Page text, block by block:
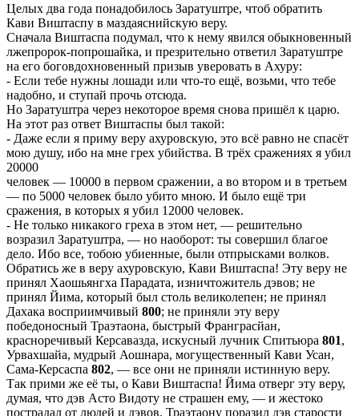
Целых два года понадобилось Заратуштре, чтоб обратить
Кави Виштаспу в маздаяснийскую веру.
Сначала Виштаспа подумал, что к нему явился обыкновенный
лжепророк-попрошайка, и презрительно ответил Заратуштре
на его боговдохновенный призыв уверовать в Ахуру:
- Если тебе нужны лошади или что-то ещё, возьми, что тебе
надобно, и ступай прочь отсюда.
Но Заратуштра через некоторое время снова пришёл к царю.
На этот раз ответ Виштаспы был такой:
- Даже если я приму веру ахуровскую, это всё равно не спасёт
мою душу, ибо на мне грех убийства. В трёх сражениях я убил
20000
человек — 10000 в первом сражении, а во втором и в третьем
— по 5000 человек было убито мною. И было ещё три
сражения, в которых я убил 12000 человек.
- Не только никакого греха в этом нет, — решительно
возразил Заратуштра, — но наоборот: ты совершил благое
дело. Ибо все, тобою убиенные, были отпрысками волков.
Обратись же в веру ахуровскую, Кави Виштаспа! Эту веру не
принял Хаошьянгха Парадата, изничтожитель дэвов; не
принял Йима, который был столь великолепен; не принял
Дахака восприимчивый 800; не приняли эту веру
победоносный Траэтаона, быстрый Франграсйан,
красноречивый Керсавазда, искусный лучник Спитьюра 801,
Урвахшайа, мудрый Аошнара, могущественный Кави Усан,
Сама-Керсаспа 802, — все они не приняли истинную веру.
Так прими же её ты, о Кави Виштаспа! Йима отверг эту веру,
думая, что дэв Асто Видоту не страшен ему, — и жестоко
пострадал от людей и дэвов. Траэтаону поразил дэв старости